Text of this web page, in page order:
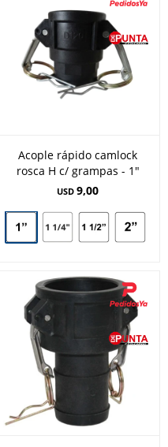
Acople rápido camlock
rosca H c/ grampas - 1"
USD 9,00